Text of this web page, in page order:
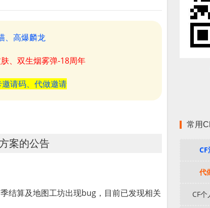
、高爆麟龙
、双生烟雾弹-18周年
请码、代做邀请
案的公告
结算及地图工坊出现bug，目前已发现相关
常用
代
CF